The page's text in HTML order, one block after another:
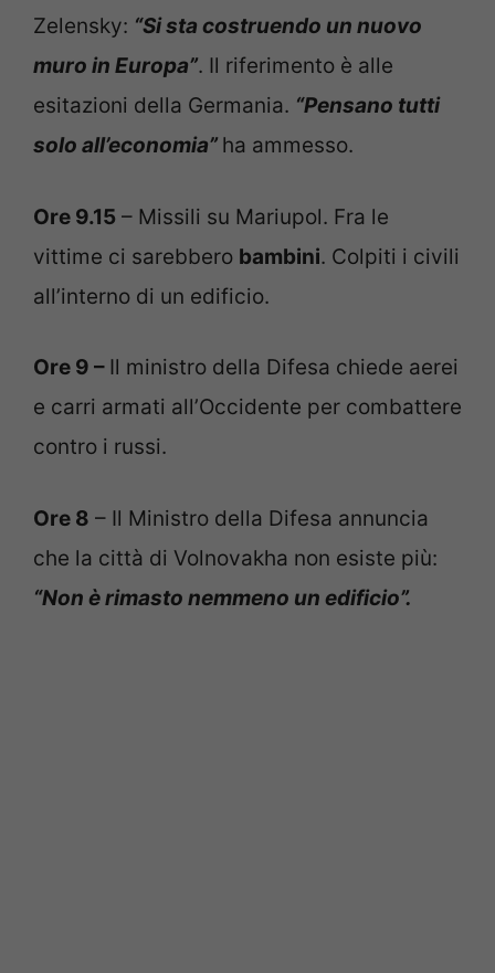
Zelensky: “Si sta costruendo un nuovo
muro in Europa”. Il riferimento è alle
esitazioni della Germania. “Pensano tutti
solo all’economia” ha ammesso.
Ore 9.15 – Missili su Mariupol. Fra le
vittime ci sarebbero bambini. Colpiti i civili
all’interno di un edificio.
Ore 9 – Il ministro della Difesa chiede aerei
e carri armati all’Occidente per combattere
contro i russi.
Ore 8 – Il Ministro della Difesa annuncia
che la città di Volnovakha non esiste più:
“Non è rimasto nemmeno un edificio”.